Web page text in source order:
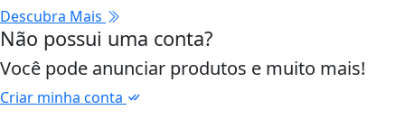
Descubra Mais
Não possui uma conta?
Você pode anunciar produtos e muito mais!
Criar minha conta